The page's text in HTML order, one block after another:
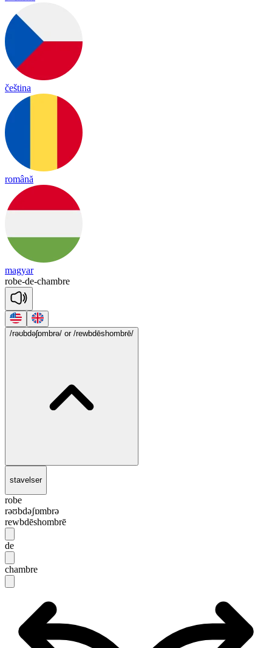
čeština
română
magyar
robe-de-chambre
/rəʊbdəʃɒmbrə/ or /rewbdēshombrē/
stavelser
robe
rəʊbdəʃɒmbrə
rewbdēshombrē
de
chambre